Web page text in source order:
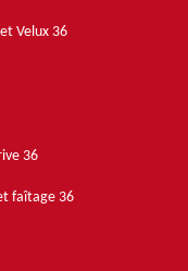
Velux 36
36
faîtage 36